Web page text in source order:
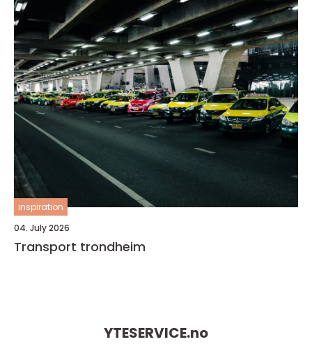
inspiration
04. July 2026
Transport trondheim
YTESERVICE.no